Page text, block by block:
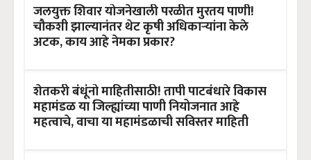
जलयुक्त शिवार योजनेखाली परळीत मुरतय पाणी!
चौकशी झाल्यानंतर थेट कृषी अधिकाऱ्यांना केले
अटक, काय आहे नेमका प्रकार?
शेतकरी बंधूंनो माहितीसाठी! तापी पाटबंधारे विकास
महामंडळ या जिल्ह्यांच्या पाणी नियोजनात आहे
महत्वाचे, वाचा या महामंडळाची सविस्तर माहिती